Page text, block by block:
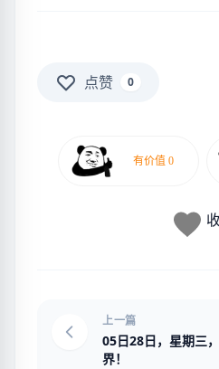
点赞 0
上一篇
05日28日，星期三
界！